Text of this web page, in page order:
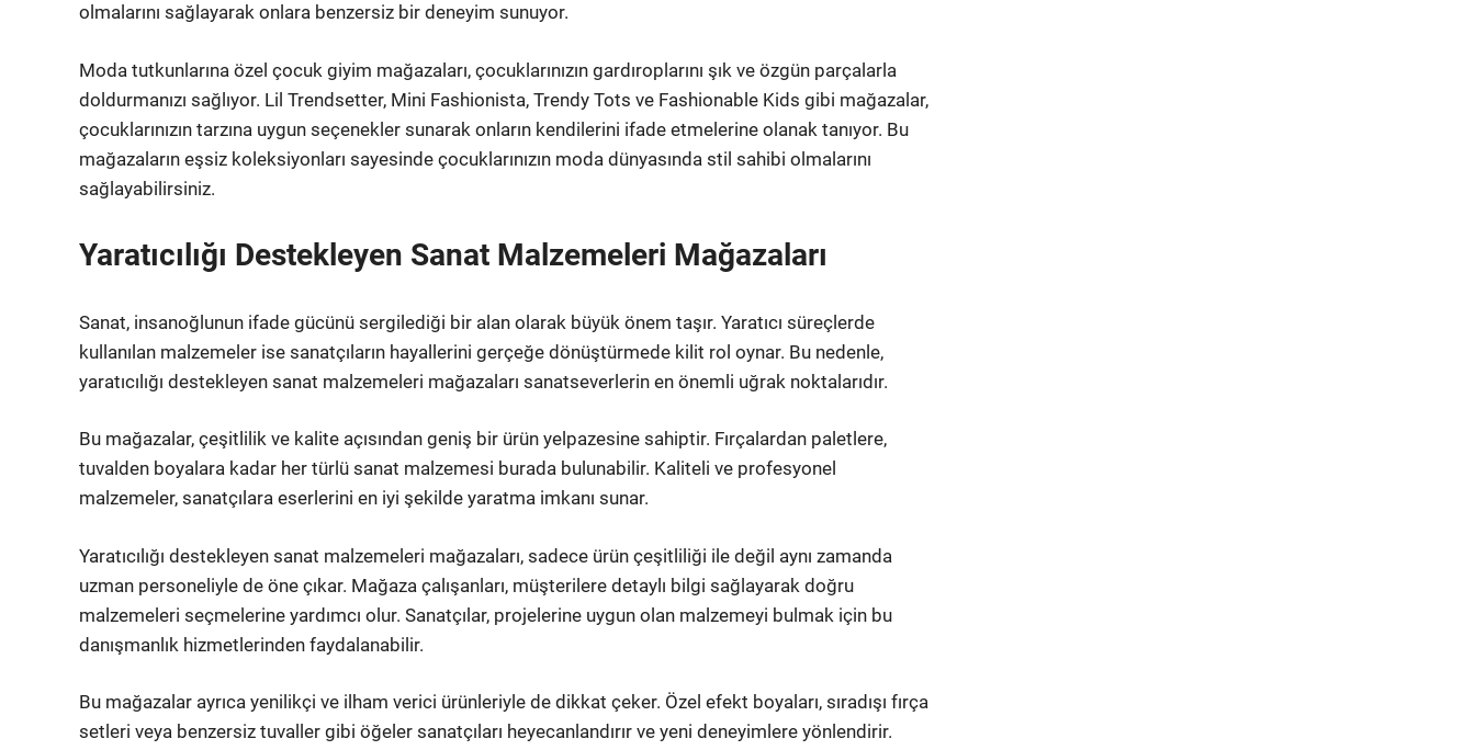
olmalarını sağlayarak onlara benzersiz bir deneyim sunuyor.
Moda tutkunlarına özel çocuk giyim mağazaları, çocuklarınızın gardıroplarını şık ve özgün parçalarla
doldurmanızı sağlıyor. Lil Trendsetter, Mini Fashionista, Trendy Tots ve Fashionable Kids gibi mağazalar,
çocuklarınızın tarzına uygun seçenekler sunarak onların kendilerini ifade etmelerine olanak tanıyor. Bu
mağazaların eşsiz koleksiyonları sayesinde çocuklarınızın moda dünyasında stil sahibi olmalarını
sağlayabilirsiniz.
Yaratıcılığı Destekleyen Sanat Malzemeleri Mağazaları
Sanat, insanoğlunun ifade gücünü sergilediği bir alan olarak büyük önem taşır. Yaratıcı süreçlerde
kullanılan malzemeler ise sanatçıların hayallerini gerçeğe dönüştürmede kilit rol oynar. Bu nedenle,
yaratıcılığı destekleyen sanat malzemeleri mağazaları sanatseverlerin en önemli uğrak noktalarıdır.
Bu mağazalar, çeşitlilik ve kalite açısından geniş bir ürün yelpazesine sahiptir. Fırçalardan paletlere,
tuvalden boyalara kadar her türlü sanat malzemesi burada bulunabilir. Kaliteli ve profesyonel
malzemeler, sanatçılara eserlerini en iyi şekilde yaratma imkanı sunar.
Yaratıcılığı destekleyen sanat malzemeleri mağazaları, sadece ürün çeşitliliği ile değil aynı zamanda
uzman personeliyle de öne çıkar. Mağaza çalışanları, müşterilere detaylı bilgi sağlayarak doğru
malzemeleri seçmelerine yardımcı olur. Sanatçılar, projelerine uygun olan malzemeyi bulmak için bu
danışmanlık hizmetlerinden faydalanabilir.
Bu mağazalar ayrıca yenilikçi ve ilham verici ürünleriyle de dikkat çeker. Özel efekt boyaları, sıradışı fırça
setleri veya benzersiz tuvaller gibi öğeler sanatçıları heyecanlandırır ve yeni deneyimlere yönlendirir.